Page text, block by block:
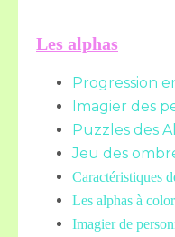
Les alphas
Progression
Imagier des
Puzzles des
Jeu des
Caractéristiques
Les alphas à
Imagier de